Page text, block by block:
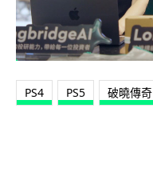
PS4 PS5 破曉傳奇